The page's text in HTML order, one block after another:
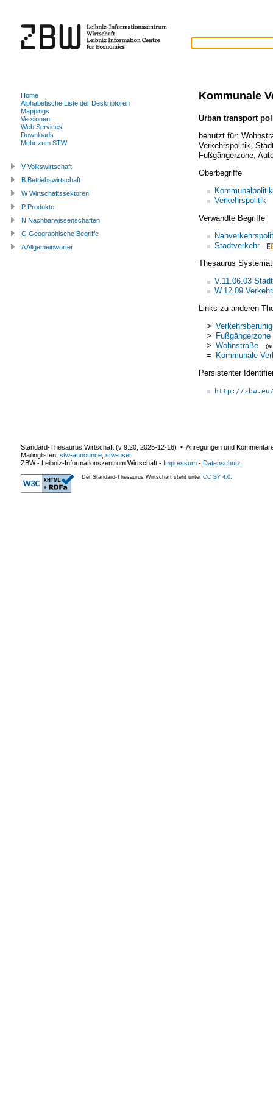
Kommunale
Urban transport
benutzt für:
Verkehrspolitik
Fußgängerzone,
Oberbegriffe
Kommunalpolitik
Verkehrspolitik
Verwandte Begriffe
Stadtverkehr
Thesaurus
V.11.06.03
W.12.09
Links zu anderen
>
> Fußgängerzone
> Wohnstraße
= Kommunale
Persistenter
http://
Home
Alphabetische Liste der Deskriptoren
Mappings
Versionen
Web Services
Downloads
Mehr zum STW
V Volkswirtschaft
B Betriebswirtschaft
W Wirtschaftssektoren
P Produkte
N Nachbarwissenschaften
G Geographische Begriffe
A Allgemeinwörter
Standard-Thesaurus Wirtschaft (v 9.20 2025-12-16) ▪ Anregungen und
Mailinglisten: stw-announce stw-user
ZBW - Leibniz-Informationszentrum Wirtschaft - Impressum - Datenschutz
Der Standard-Thesaurus Wirtschaft steht unter CC BY 4.0